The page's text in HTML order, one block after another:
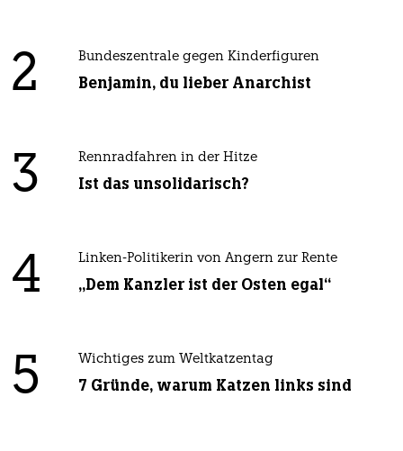
2 Bundeszentrale gegen Kinderfiguren
Benjamin, du lieber Anarchist
3 Rennradfahren in der Hitze
Ist das unsolidarisch?
4 Linken-Politikerin von Angern zur Rente
„Dem Kanzler ist der Osten egal“
5 Wichtiges zum Weltkatzentag
7 Gründe, warum Katzen links sind